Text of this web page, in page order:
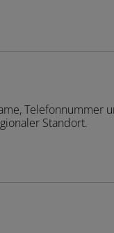
Telefonnummer
Standort.